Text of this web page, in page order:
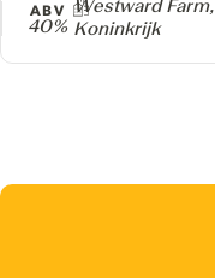
Producer
Westward Farm,
Koninkrijk
ABV
40%